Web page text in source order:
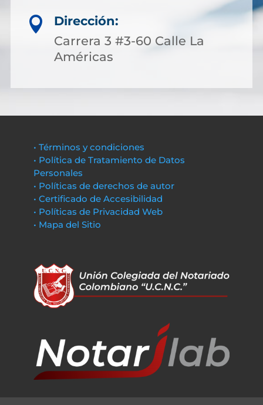

Dirección:
Carrera 3 #3-60 Calle La
Américas
• Términos y condiciones
• Política de Tratamiento de Datos
Personales
• Políticas de derechos de autor
• Certificado de Accesibilidad
• Políticas de Privacidad Web
• Mapa del Sitio